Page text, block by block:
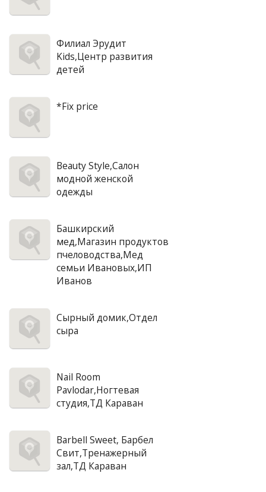
Филиал Эрудит
Kids,Центр развития
детей
*Fix price
Beauty Style,Салон
модной женской
одежды
Башкирский
мед,Магазин продуктов
пчеловодства,Мед
семьи Ивановых,ИП
Иванов
Сырный домик,Отдел
сыра
Nail Room
Pavlodar,Ногтевая
студия,ТД Караван
Barbell Sweet, Барбел
Свит,Тренажерный
зал,ТД Караван